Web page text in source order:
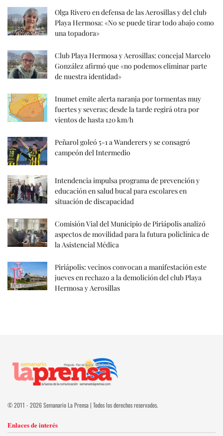
Olga Rivero en defensa de las Aerosillas y del club
Playa Hermosa: «No se puede tirar todo abajo como
una topadora»
Club Playa Hermosa y Aerosillas: concejal Marcelo
González afirmó que «no podemos eliminar parte
de nuestra identidad»
Inumet emite alerta naranja por tormentas muy
fuertes y severas; desde la tarde regirá otra por
vientos de hasta 120 km/h
Peñarol goleó 5-1 a Wanderers y se consagró
campeón del Intermedio
Intendencia impulsa programa de prevención y
educación en salud bucal para escolares en
situación de discapacidad
Comisión Vial del Municipio de Piriápolis analizó
aspectos de movilidad para la futura policlínica de
la Asistencial Médica
Piriápolis: vecinos convocan a manifestación este
jueves en rechazo a la demolición del club Playa
Hermosa y Aerosillas
© 2011 - 2026 Semanario La Prensa | Todos los derechos reservados.
Enlaces de interés